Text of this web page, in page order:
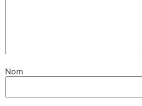
Nom